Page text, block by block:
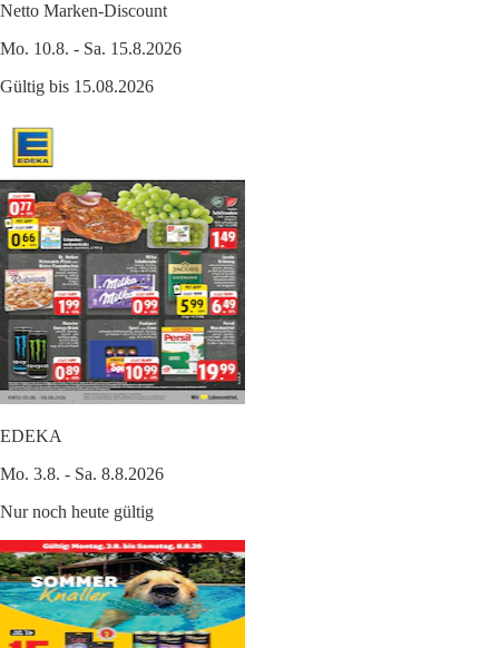
Netto Marken-Discount
Mo. 10.8. - Sa. 15.8.2026
Gültig bis 15.08.2026
EDEKA
Mo. 3.8. - Sa. 8.8.2026
Nur noch heute gültig